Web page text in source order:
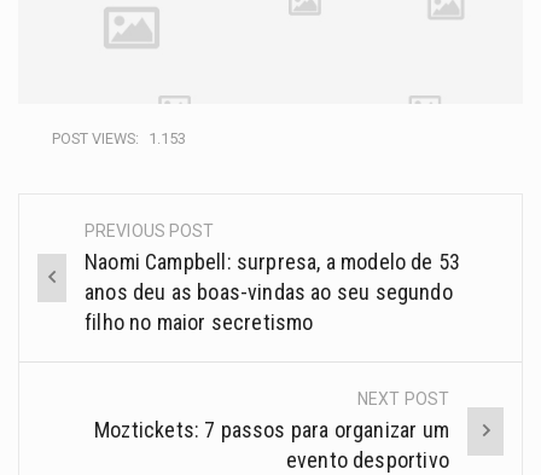
POST VIEWS: 1.153
PREVIOUS POST
Naomi Campbell: surpresa, a modelo de 53
anos deu as boas-vindas ao seu segundo
filho no maior secretismo
NEXT POST
Moztickets: 7 passos para organizar um
evento desportivo